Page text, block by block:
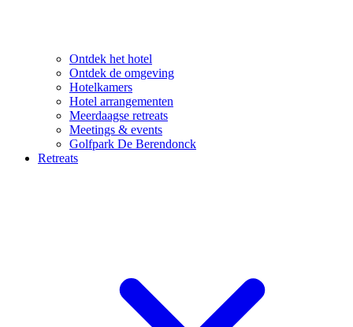
Ontdek het hotel
Ontdek de omgeving
Hotelkamers
Hotel arrangementen
Meerdaagse retreats
Meetings & events
Golfpark De Berendonck
Retreats